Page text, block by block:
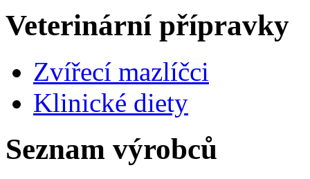
Veterinární přípravky
Zvířecí mazlíčci
Klinické diety
Seznam výrobců